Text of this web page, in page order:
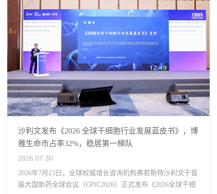
沙利文发布《2026 全球干细胞行业发展蓝皮书》，博
雅生命市占率32%，稳居第一梯队
2026.07.30
2026年7月23日，全球权威增长咨询机构弗若斯特沙利文于首
届大国新药全球会议（CPIC2026）正式发布《2026全球干细